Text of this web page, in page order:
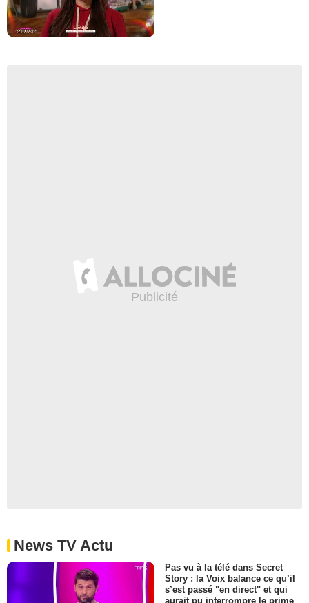
News TV Actu
Pas vu à la télé dans Secret
Story : la Voix balance ce qu’il
s’est passé "en direct" et qui
aurait pu interrompre le prime